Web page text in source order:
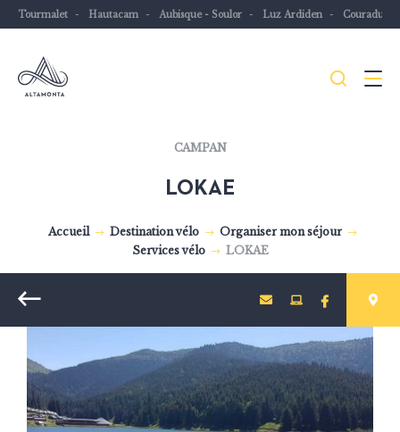
Tourmalet Hautacam Aubisque - Soulor Luz Ardiden
vélo
à
Menu
CAMPAN
LOKAE
Accueil Destination vélo
Organiser mon séjour
Services vélo
LOKAE
Retour